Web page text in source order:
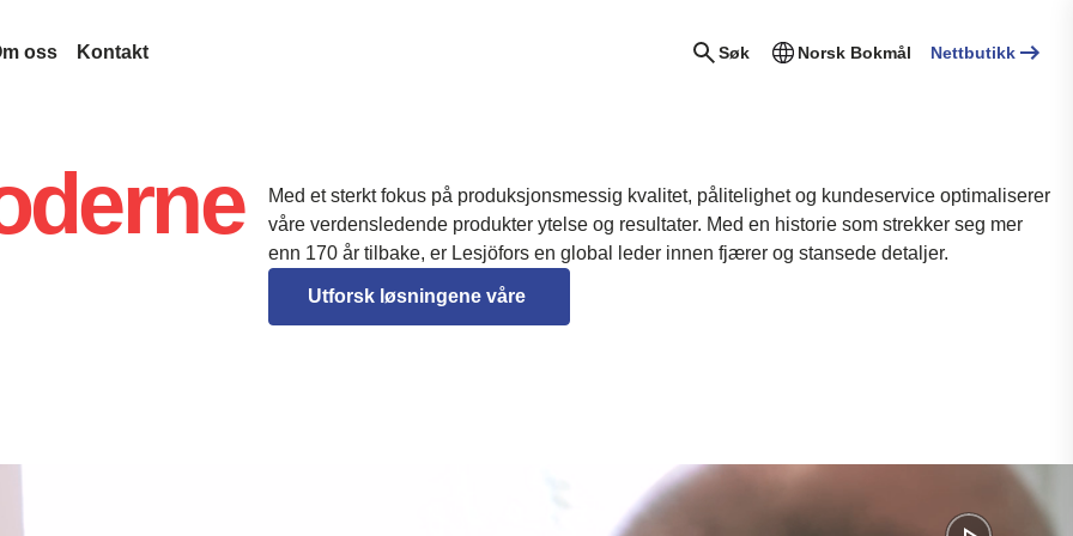
med høy belastning
oss
Vårt nettverk
Oppkjøp
Historie
Bærekraft
Kontakt Søk Norsk Bokmål Nettbutikk
Med et sterkt fokus på produksjonsmessig kvalitet, pålitelighet og kundeservice optimaliserer
våre verdensledende produkter ytelse og resultater. Med en historie som strekker seg mer
enn 170 år tilbake, er Lesjöfors en global leder innen fjærer og stansede detaljer.
Utforsk løsningene våre